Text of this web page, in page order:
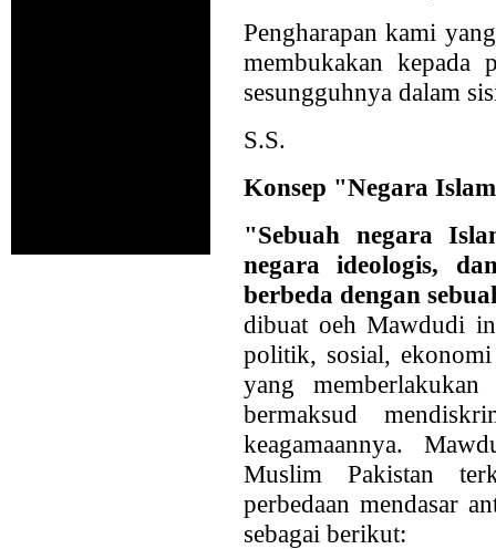
Pengharapan kami
membukakan kepada
sesungguhnya dalam
S.S.
Konsep "Negara
"Sebuah negara
negara ideologis,
berbeda dengan
dibuat oeh Mawdudi
politik, sosial, ekonomi
yang
bermaksud
keagamaannya.
Muslim Pakistan
perbedaan mendasar
sebagai berikut: